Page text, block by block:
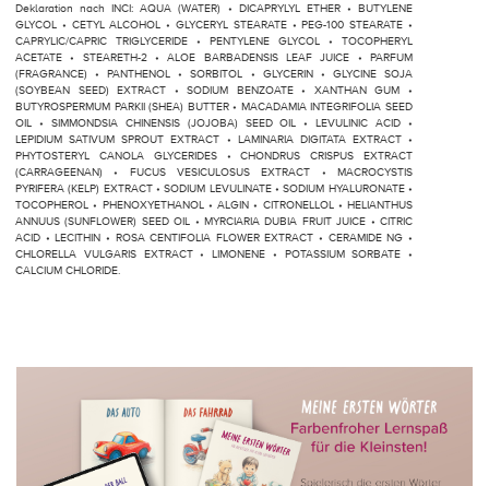
Deklaration nach INCI: AQUA (WATER) • DICAPRYLYL ETHER • BUTYLENE
GLYCOL • CETYL ALCOHOL • GLYCERYL STEARATE • PEG-100 STEARATE •
CAPRYLIC/CAPRIC TRIGLYCERIDE • PENTYLENE GLYCOL • TOCOPHERYL
ACETATE • STEARETH-2 • ALOE BARBADENSIS LEAF JUICE • PARFUM
(FRAGRANCE) • PANTHENOL • SORBITOL • GLYCERIN • GLYCINE SOJA
(SOYBEAN SEED) EXTRACT • SODIUM BENZOATE • XANTHAN GUM •
BUTYROSPERMUM PARKII (SHEA) BUTTER • MACADAMIA INTEGRIFOLIA SEED
OIL • SIMMONDSIA CHINENSIS (JOJOBA) SEED OIL • LEVULINIC ACID •
LEPIDIUM SATIVUM SPROUT EXTRACT • LAMINARIA DIGITATA EXTRACT •
PHYTOSTERYL CANOLA GLYCERIDES • CHONDRUS CRISPUS EXTRACT
(CARRAGEENAN) • FUCUS VESICULOSUS EXTRACT • MACROCYSTIS
PYRIFERA (KELP) EXTRACT • SODIUM LEVULINATE • SODIUM HYALURONATE •
TOCOPHEROL • PHENOXYETHANOL • ALGIN • CITRONELLOL • HELIANTHUS
ANNUUS (SUNFLOWER) SEED OIL • MYRCIARIA DUBIA FRUIT JUICE • CITRIC
ACID • LECITHIN • ROSA CENTIFOLIA FLOWER EXTRACT • CERAMIDE NG •
CHLORELLA VULGARIS EXTRACT • LIMONENE • POTASSIUM SORBATE •
CALCIUM CHLORIDE.